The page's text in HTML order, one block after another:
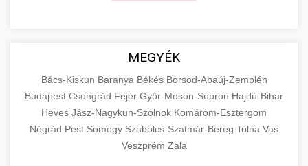
MEGYÉK
Bács-Kiskun Baranya Békés Borsod-Abaúj-Zemplén
Budapest Csongrád Fejér Győr-Moson-Sopron Hajdú-Bihar
Heves Jász-Nagykun-Szolnok Komárom-Esztergom
Nógrád Pest Somogy Szabolcs-Szatmár-Bereg Tolna Vas
Veszprém Zala